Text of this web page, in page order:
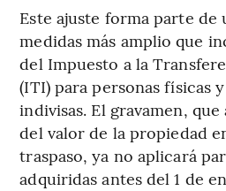
Este ajuste forma parte de
medidas más amplio que
del Impuesto a la
(ITI) para personas físicas
indivisas. El gravamen, que
del valor de la propiedad
traspaso, ya no aplicará
adquiridas antes del 1 de